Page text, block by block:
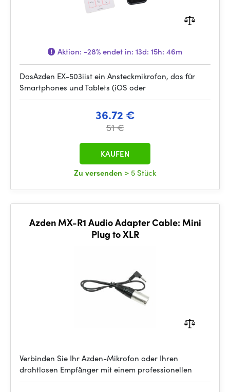
Aktion: -28%endet in: 13d: 15h: 46m
DasAzden EX-503iist ein Ansteckmikrofon, das für
Smartphones und Tablets (iOS oder
36.72 €
51 €
Zu versenden > 5 Stück
KAUFEN
Azden MX-R1 Audio Adapter Cable: Mini
Plug to XLR
Verbinden Sie Ihr Azden-Mikrofon oder Ihren
drahtlosen Empfänger mit einem professionellen